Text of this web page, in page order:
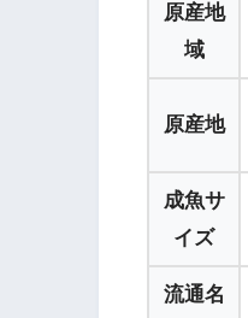
原産地
域
原産地
成魚サ
イズ
流通名